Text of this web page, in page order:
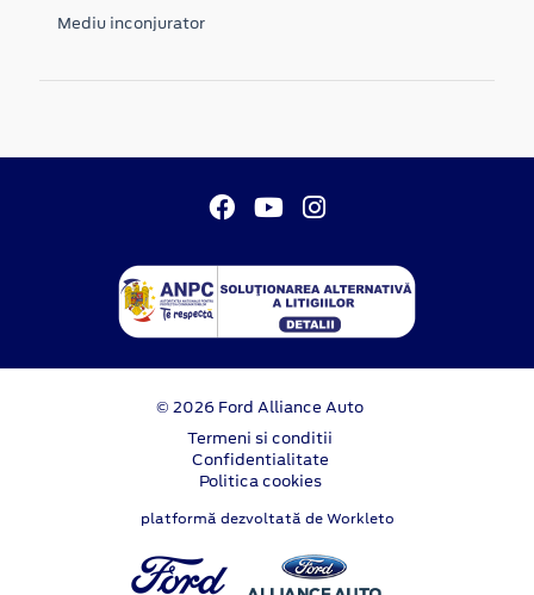
Mediu inconjurator
© 2026 Ford Alliance Auto
Termeni si conditii
Confidentialitate
Politica cookies
platformă dezvoltată de Workleto